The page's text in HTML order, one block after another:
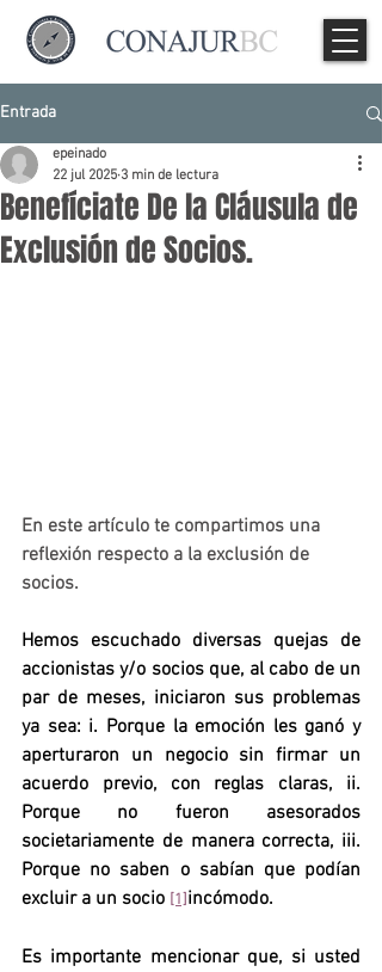
Entrada
Benefíciate De la Cláusula de
Exclusión de Socios.
epeinado
22 jul 2025 3 min de lectura
En este artículo te compartimos una
reflexión respecto a la exclusión de
socios.
Hemos escuchado diversas quejas de
accionistas y/o socios que, al cabo de un
par de meses, iniciaron sus problemas
ya sea: i. Porque la emoción les ganó y
aperturaron un negocio sin firmar un
acuerdo previo, con reglas claras,
Porque no fueron asesorados
societariamente de manera correcta,
Porque no saben o sabían que podían
excluir a un socio [1]incómodo.
Es importante mencionar que, si usted